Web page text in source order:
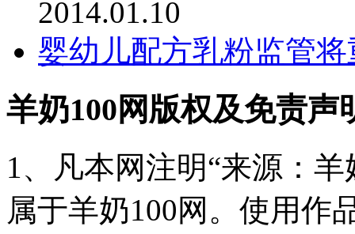
2014.01.10
婴幼儿配方乳粉监管
羊奶100网版权及免责声
1、凡本网注明“来源：
属于羊奶100网。使用作